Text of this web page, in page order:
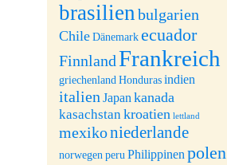
brasilienbulgarien
Chile Dänemark ecuador
Finnland Frankreich
griechenland Honduras indien
italien Japan kanada
kasachstankroatien lettland
mexikoniederlande
norwegen peru Philippinen polen